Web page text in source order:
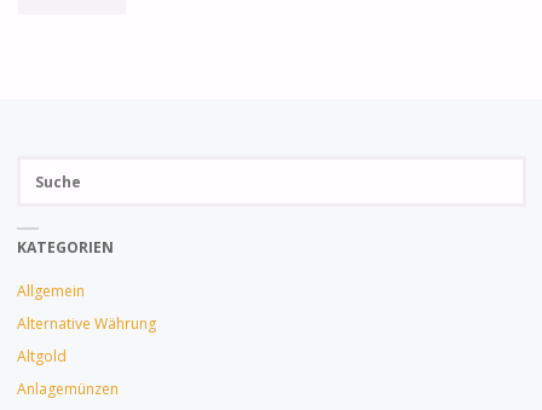
KATEGORIEN
Allgemein
Alternative Währung
Altgold
Anlagemünzen